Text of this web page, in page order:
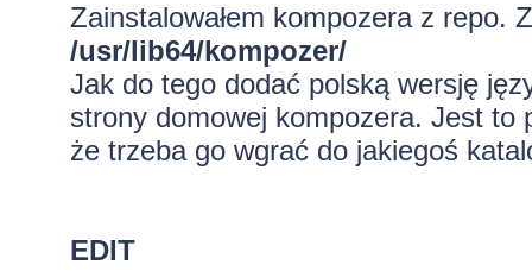
Zainstalowałem kompozera z repo.
/usr/lib64/kompozer/
Jak do tego dodać polską wersję
strony domowej kompozera. Jest
że trzeba go wgrać do jakiegoś
EDIT